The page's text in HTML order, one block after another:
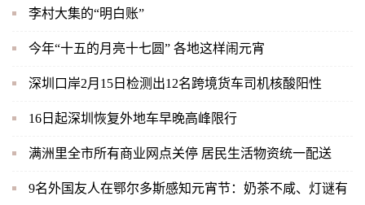
李村大集的“明白账”
今年“十五的月亮十七圆” 各地这样闹元宵
深圳口岸2月15日检测出12名跨境货车司机核酸阳性
16日起深圳恢复外地车早晚高峰限行
满洲里全市所有商业网点关停 居民生活物资统一配送
9名外国友人在鄂尔多斯感知元宵节：奶茶不咸、灯谜有